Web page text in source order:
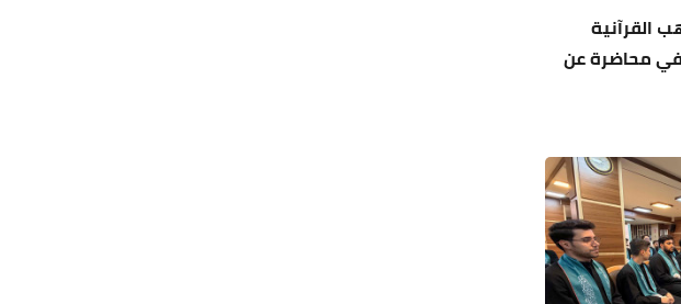
القرآنية
محاضرة عن